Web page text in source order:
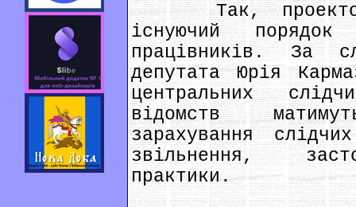
Так, проектом
існуючий порядок
працівників. За
депутата Юрія
центральних
відомств
зарахування
звільнення,
практики.